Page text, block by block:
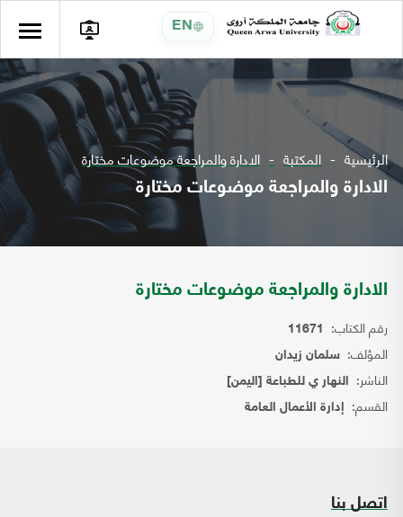
EN
الرئيسية المكتبة الادارة والمراجعة موضوعات مختارة
الادارة والمراجعة موضوعات مختارة
الادارة والمراجعة موضوعات مختارة
رقم الكتاب: 11671
المؤلف: سلمان زيدان
الناشر: النهار ي للطباعة [اليمن]
القسم: إدارة الأعمال العامة
اتصل بنا